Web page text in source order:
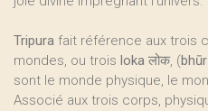
Tripura fait référence aux trois
mondes, ou trois loka लोक, (bhūr
sont le monde physique, le
Associé aux trois corps,